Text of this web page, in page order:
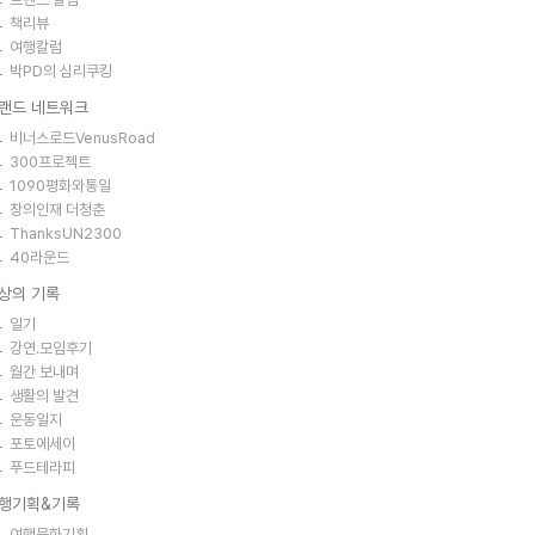
책리뷰
여행칼럼
박PD의 심리쿠킹
드 네트워크
비너스로드VenusRoad
300프로젝트
1090평화와통일
창의인재 더청춘
ThanksUN2300
40라운드
의 기록
일기
강연.모임후기
월간 보내며
생활의 발견
운동일지
포토에세이
푸드테라피
기획&기록